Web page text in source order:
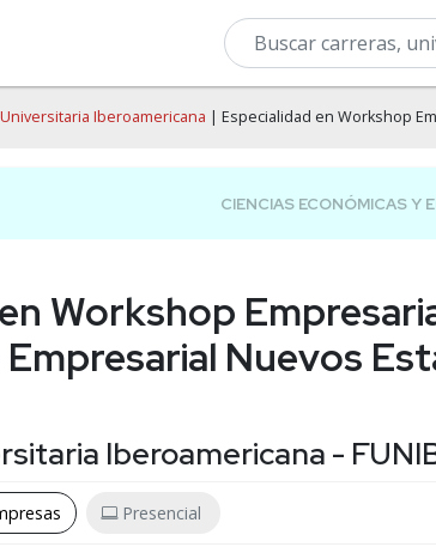
Iberoamericana | Especialidad en Workshop
Workshop
Nuevos
Iberoamericana -
Presencial